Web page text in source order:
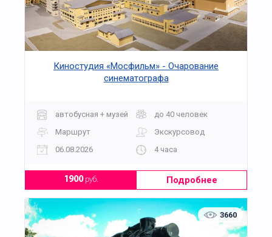
Киностудия «Мосфильм» - Очарование
синематографа
автобусная + музей
до 40 человек
Маршрут
Экскурсовод
06.08.2026
4 часа
1900руб. Подробнее
3660